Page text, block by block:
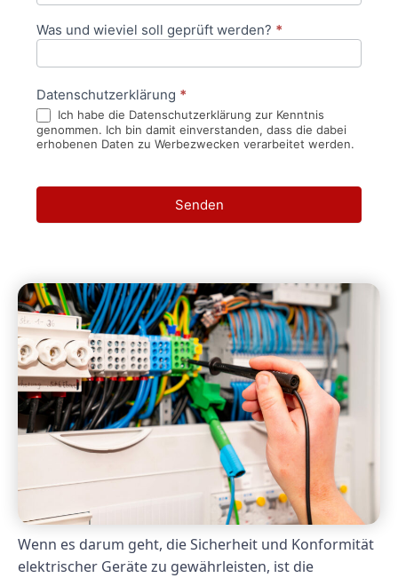
Was und wieviel soll geprüft werden? *
Datenschutzerklärung *
Ich habe die Datenschutzerklärung zur Kenntnis
genommen. Ich bin damit einverstanden, dass die dabei
erhobenen Daten zu Werbezwecken verarbeitet werden.
Senden
Wenn es darum geht, die Sicherheit und Konformität
elektrischer Geräte zu gewährleisten, ist die